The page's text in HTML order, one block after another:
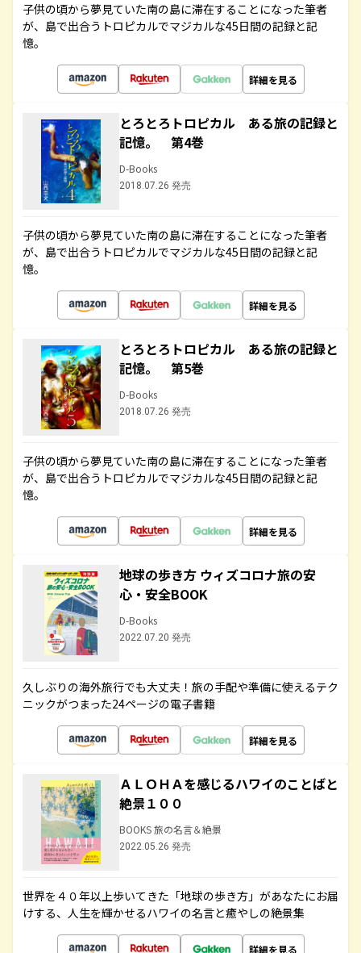
子供の頃から夢見ていた南の島に滞在することになった筆者
が、島で出合うトロピカルでマジカルな45日間の記録と記
憶。
詳細を見る
とろとろトロピカル ある旅の記録と
記憶。 第4巻
D-Books
2018.07.26 発売
子供の頃から夢見ていた南の島に滞在することになった筆者
が、島で出合うトロピカルでマジカルな45日間の記録と記
憶。
詳細を見る
とろとろトロピカル ある旅の記録と
記憶。 第5巻
D-Books
2018.07.26 発売
子供の頃から夢見ていた南の島に滞在することになった筆者
が、島で出合うトロピカルでマジカルな45日間の記録と記
憶。
詳細を見る
地球の歩き方 ウィズコロナ旅の安
心・安全BOOK
D-Books
2022.07.20 発売
久しぶりの海外旅行でも大丈夫！旅の手配や準備に使えるテク
ニックがつまった24ページの電子書籍
詳細を見る
ＡＬＯＨＡを感じるハワイのことばと
絶景１００
BOOKS 旅の名言＆絶景
2022.05.26 発売
世界を４０年以上歩いてきた「地球の歩き方」があなたにお届
けする、人生を輝かせるハワイの名言と癒やしの絶景集
詳細を見る